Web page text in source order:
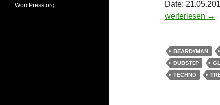
Date:
Partybilder:
weiterlesen →
BEARDYMAN
DUBSTEP
TECHNO
WordPress.org